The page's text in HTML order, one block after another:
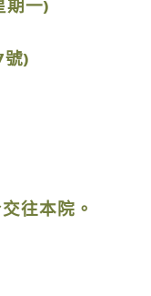
一)
號)
往本院。